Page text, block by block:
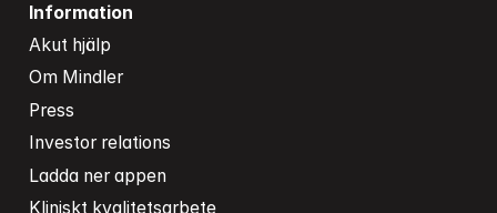
Information
Akut hjälp
Om Mindler
Press
Investor relations
Ladda ner appen
Kliniskt kvalitetsarbete